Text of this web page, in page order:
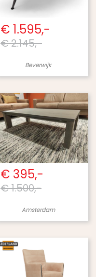
€ 1.595,-
€ 2.145,-
Beverwijk
€ 395,-
€ 1.500,-
Amsterdam